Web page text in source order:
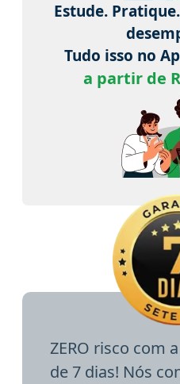
Estude.
Tudo isso no
a partir de
ZERO risco com
de 7 dias! Nós